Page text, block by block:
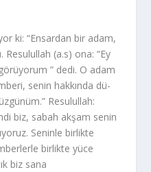
ki: “Ensardan bir adam,
Resulullah (a.s) ona: “Ey
” dedi. O adam
senin hakkında dü­
Resulullah:
biz, sabah akşam senin
Seninle bir­likte
birlikte yüce
biz sana